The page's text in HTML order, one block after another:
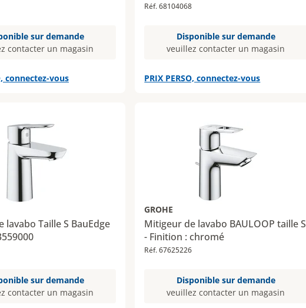
sur demande
contacter un magasin
connectez-vous
Réf. 68104068
Disponible sur demande
veuillez contacter un magasin
PRIX PERSO, connectez-vous
lavabo Taille S BauEdge
sur demande
contacter un magasin
GROHE
Mitigeur de lavabo BAULOOP taille S
- Finition : chromé
Réf. 67625226
Disponible sur demande
veuillez contacter un magasin